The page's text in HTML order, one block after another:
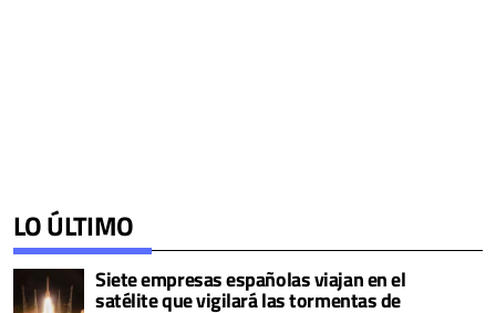
LO ÚLTIMO
Siete empresas españolas viajan en el
satélite que vigilará las tormentas de